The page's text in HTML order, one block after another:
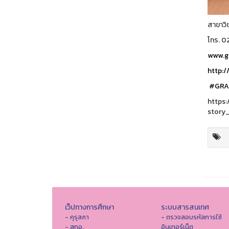
สาขา
โทร.
เว็ปทางการศึกษา
- คุรุสภา
- สกอ.
ระบบสารสนเทศ
- ตรวจสอบรหัสการใช้
อินเทอร์เน็ต